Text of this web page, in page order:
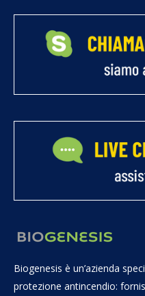
Biogenesis è un’azienda
protezione antincendio: